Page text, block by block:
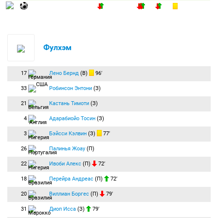
Равный первый тайм получился. На гол Сака ответил Хименес. Отдохнём!
Удар по воротам:
Удар по воротам:
пределов штрафной. Мяч блокирован.
угловой.
48:46 Угловой: Виллиан Боргес(Фулхэм) вводит мяч с правого угла поля.
Уайт сделал подачу с правого фланга. Мяч слетел с ноги и ушёл за лицевую.
Опасная передача с правого фланга последовала. Салиба сыграл надёжно
на перехвате!
57:28 Угловой: Виллиан Боргес(Фулхэм) вводит мяч с правого угла поля.
58:26 Угловой:
Удар по воротам: Мария Лобу(Фулхэм) бьёт головой из штрафной. Мяч
блокирован.
Фулхэм
17 Лено Бернд (В) 96′
33 Робинсон Энтони (З)
21 Кастань Тимоти (З)
4 Адарабиойо Тосин (З)
3 Бэйсси Кэлвин (З) 77′
26 Палинья Жоау (П)
22 Ивоби Алекс (П) 72′
18 Перейра Андреас (П) 72′
20 Виллиан Боргес (П) 79′
31 Диоп Исса (З) 79′